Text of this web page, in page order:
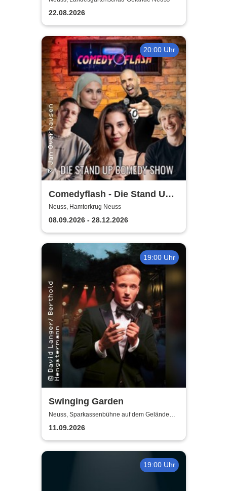
22.08.2026
20:00 Uhr
Comedyflash - Die Stand Up
Comedy Show in Neuss
Neuss, Hamtorkrug Neuss
08.09.2026 - 28.12.2026
19:00 Uhr
Swinging Garden
Neuss, Sparkassenbühne auf dem Gelände
der Landesgartenschau Neuss
11.09.2026
19:00 Uhr